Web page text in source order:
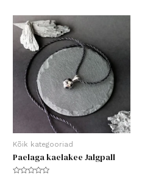
Kõik kategooriad
Paelaga kaelakee Jalgpall